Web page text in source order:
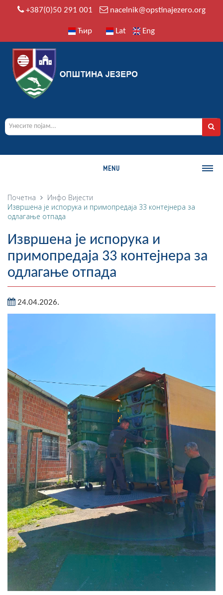
+387(0)50 291 001 nacelnik@opstinajezero.org
Ћир Lat Eng
MENU
О ОПШТИНИ
Историја
Географија
Насељена мјеста
Фотогалерија
Извјештај о раду начелника
СКУПШТИНА
Статут Општине
Скупштинско вијеће општине језеро
Састав Скупштине
Службени Гласници
ОПШТИНСКА УПРАВА
ИНФО
Вијести
Активности
Почетна Инфо Вијести
Извршена је испорука и примопредаја 33 контејнера за
одлагање отпада
Извршена је испорука и
примопредаја 33 контејнера за
одлагање отпада
24.04.2026.